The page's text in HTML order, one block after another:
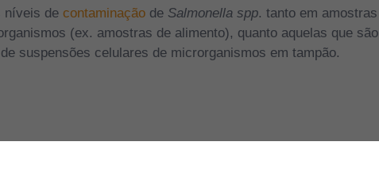
níveis de contaminação de Salmonella spp. tanto em amostras
(ex. amostras de alimento), quanto aquelas que são
suspensões celulares de microrganismos em tampão.